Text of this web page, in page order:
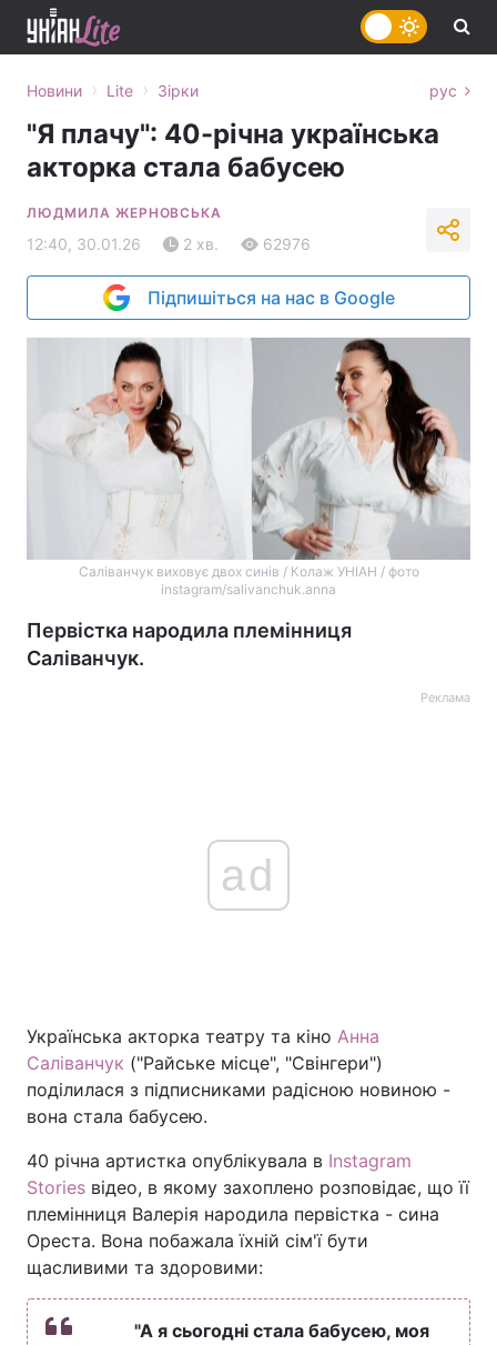
Головна Війна
Економіка Світ
Спорт Наука
Зброя Інциденти
Новини › Lite › Зірки рус
"Я плачу": 40-річна українська
акторка стала бабусею
ЛЮДМИЛА ЖЕРНОВСЬКА
12:40, 30.01.26 2 хв. 62976
Підпишіться на нас в Google
Саліванчук виховує двох синів / Колаж УНІАН / фото
instagram/salivanchuk.anna
Первістка народила племінниця
Саліванчук.
Реклама
ad
Українська акторка театру та кіно Анна
Саліванчук ("Райське місце", "Свінгери")
поділилася з підписниками радісною новиною -
вона стала бабусею.
40 річна артистка опублікувала в Instagram
Stories відео, в якому захоплено розповідає, що її
племінниця Валерія народила первістка - сина
Ореста. Вона побажала їхній сім'ї бути
щасливими та здоровими:
"А я сьогодні стала бабусею, моя